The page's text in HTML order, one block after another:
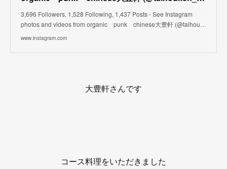
3,696 Followers, 1,528 Following, 1,437 Posts - See Instagram
photos and videos from organic punk chinese大豊軒 (@taihou…
www.instagram.com
大豊軒さんです
コース料理をいただきました